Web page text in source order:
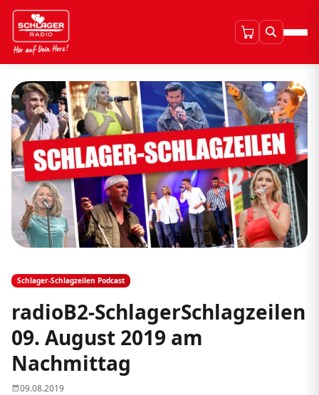
Schlager-Schlagzeilen Podcast
radioB2-SchlagerSchlagzeilen
09. August 2019 am
Nachmittag
09.08.2019